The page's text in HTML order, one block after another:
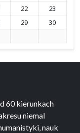
22
23
29
30
60 kierunkach
niemal
nauk